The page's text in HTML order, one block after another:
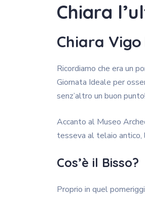
Chiara
Chiara
Ricordiamo che era un
Giornata Ideale per
senz’altro un buon punto!
Accanto al Museo
tesseva al telaio antico,
Cos’è il Bisso?
Proprio in quel